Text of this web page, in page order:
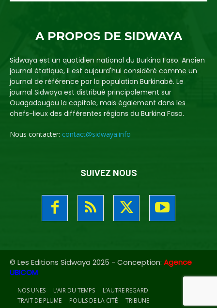
A PROPOS DE SIDWAYA
Sidwaya est un quotidien national du Burkina Faso. Ancien
journal étatique, il est aujourd'hui considéré comme un
journal de référence par la population Burkinabè. Le
journal Sidwaya est distribué principalement sur
Ouagadougou la capitale, mais également dans les
chefs-lieux des différentes régions du Burkina Faso.
Nous contacter: contact@sidwaya.info
SUIVEZ NOUS
© Les Editions Sidwaya 2025 - Conception: Agence
UBICOM
NOS UNES L’AIR DU TEMPS
L’AUTRE REGARD
TRAIT DE PLUME
POULS DE LA CITÉ TRIBUNE